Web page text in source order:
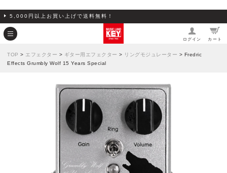
5,000円以上お買い上げで送料無料！
ログイン カート
TOP > エフェクター > ギター用エフェクター > リングモジュレーター > Fredric
Effects Grumbly Wolf 15 Years Special